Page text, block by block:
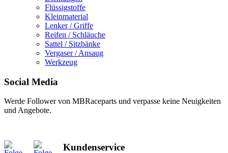
Flüssigstoffe
Kleinmaterial
Lenker / Griffe
Reifen / Schläuche
Sattel / Sitzbänke
Vergaser / Ansaug
Werkzeug
Social Media
Werde Follower von MBRaceparts und verpasse keine Neuigkeiten
und Angebote.
Kundenservice